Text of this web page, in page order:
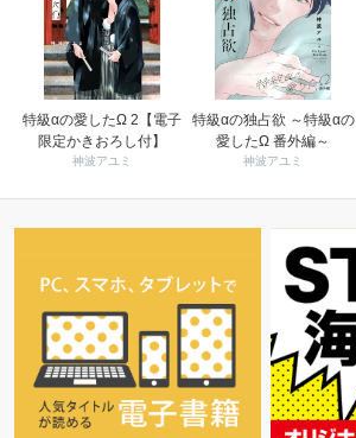
特級αの愛したΩ 2【電子
限定かきおろし付】
神波アユミ
特級αの独占欲 ～特級αの
愛したΩ 番外編～
神波アユミ